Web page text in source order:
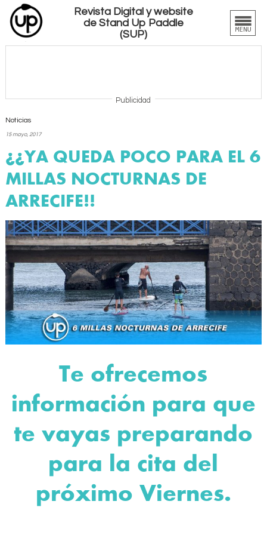
Revista Digital y website
de Stand Up Paddle
(SUP)
Publicidad
Noticias
15 mayo, 2017
¡¡YA QUEDA POCO PARA EL 6
MILLAS NOCTURNAS DE
ARRECIFE!!
Te ofrecemos
información para que
te vayas preparando
para la cita del
próximo Viernes.